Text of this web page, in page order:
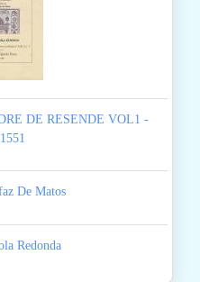
DE RESENDE VOL1 -
De Matos
Redonda